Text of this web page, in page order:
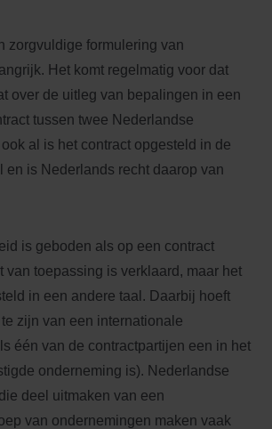
zorgvuldige formulering van
Het komt regelmatig voor dat
over de uitleg van bepalingen in een
tussen twee Nederlandse
al is het contract opgesteld in de
en is Nederlands recht daarop van
is geboden als op een contract
van toepassing is verklaard, maar het
in een andere taal. Daarbij hoeft
zijn van een internationale
één van de contractpartijen een in het
onderneming is). Nederlandse
deel uitmaken van een
van ondernemingen maken vaak